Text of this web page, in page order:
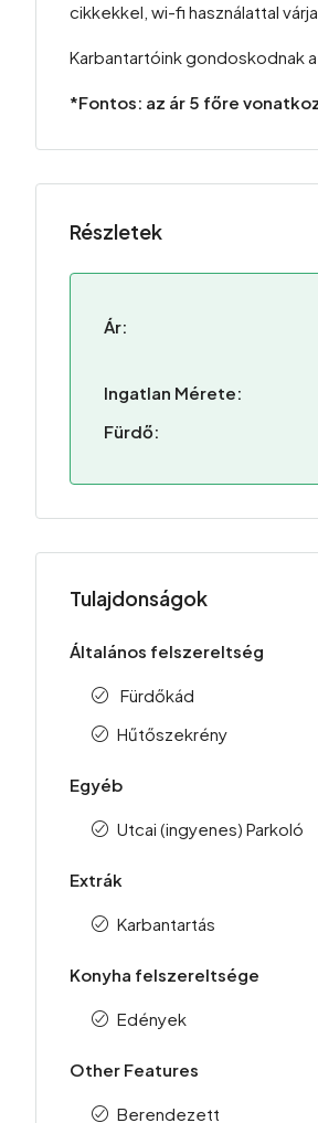
cikkekkel, wi-fi használattal várja
Karbantartóink gondoskodnak
*Fontos: az ár 5 főre
Részletek
Ár:
Ingatlan Mérete:
Fürdő:
Tulajdonságok
Általános felszereltség
Fürdőkád
Hűtőszekrény
Egyéb
Utcai (ingyenes) Parkoló
Extrák
Karbantartás
Konyha felszereltsége
Edények
Other Features
Berendezett